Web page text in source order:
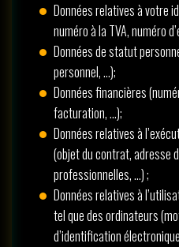
Données relatives à votre
numéro à la TVA, numéro
Données de statut
personnel, …);
Données financières
facturation, …);
Données relatives à
(objet du contrat, adresse
professionnelles, …) ;
Données relatives à
tel que des ordinateurs
d’identification